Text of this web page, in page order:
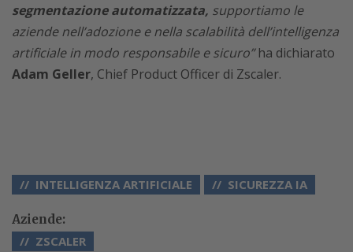
segmentazione automatizzata, supportiamo le
aziende nell’adozione e nella scalabilità dell’intelligenza
artificiale in modo responsabile e sicuro”ha dichiarato
Adam Geller, Chief Product Officer di Zscaler.
INTELLIGENZA ARTIFICIALE SICUREZZA IA
Aziende:
ZSCALER